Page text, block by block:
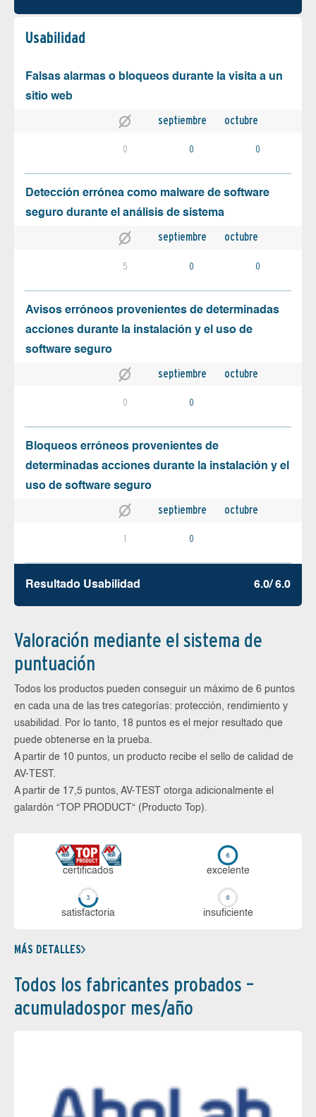
Usabilidad
Falsas alarmas o bloqueos durante la visita a un
sitio web
septiembre octubre
0 0 0
Detección errónea como malware de software
seguro durante el análisis de sistema
septiembre octubre
5 0 0
Avisos erróneos provenientes de determinadas
acciones durante la instalación y el uso de
software seguro
septiembre octubre
0 0
Bloqueos erróneos provenientes de
determinadas acciones durante la instalación y el
uso de software seguro
septiembre octubre
1 0
Resultado Usabilidad 6.0/ 6.0
Valoración mediante el sistema de
puntuación
Todos los productos pueden conseguir un máximo de 6 puntos
en cada una de las tres categorías: protección, rendimiento y
usabilidad. Por lo tanto, 18 puntos es el mejor resultado que
puede obtenerse en la prueba.
A partir de 10 puntos, un producto recibe el sello de calidad de
AV-TEST.
A partir de 17,5 puntos, AV-TEST otorga adicionalmente el
galardón “TOP PRODUCT“ (Producto Top).
certi­ficados ex­ce­len­te
sa­tis­fac­to­ria in­su­fi­cien­te
MÁS DETALLES
Todos los fabricantes probados –
acumuladospor mes/año